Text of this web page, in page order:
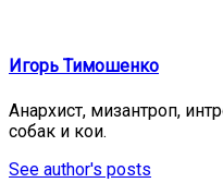
Игорь Тимошенко
Анархист, мизантроп,
собак и кои.
See author's posts